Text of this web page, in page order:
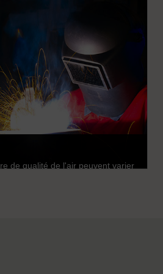
vos travailleurs.
de qualité de l'air peuvent varier
vous aider à choisir les
les mieux adaptés à votre